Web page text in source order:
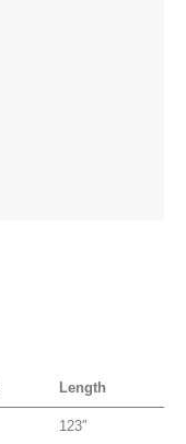
Length
123″